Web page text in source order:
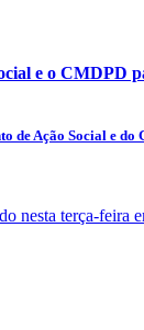
e o CMDPD
de Ação Social e